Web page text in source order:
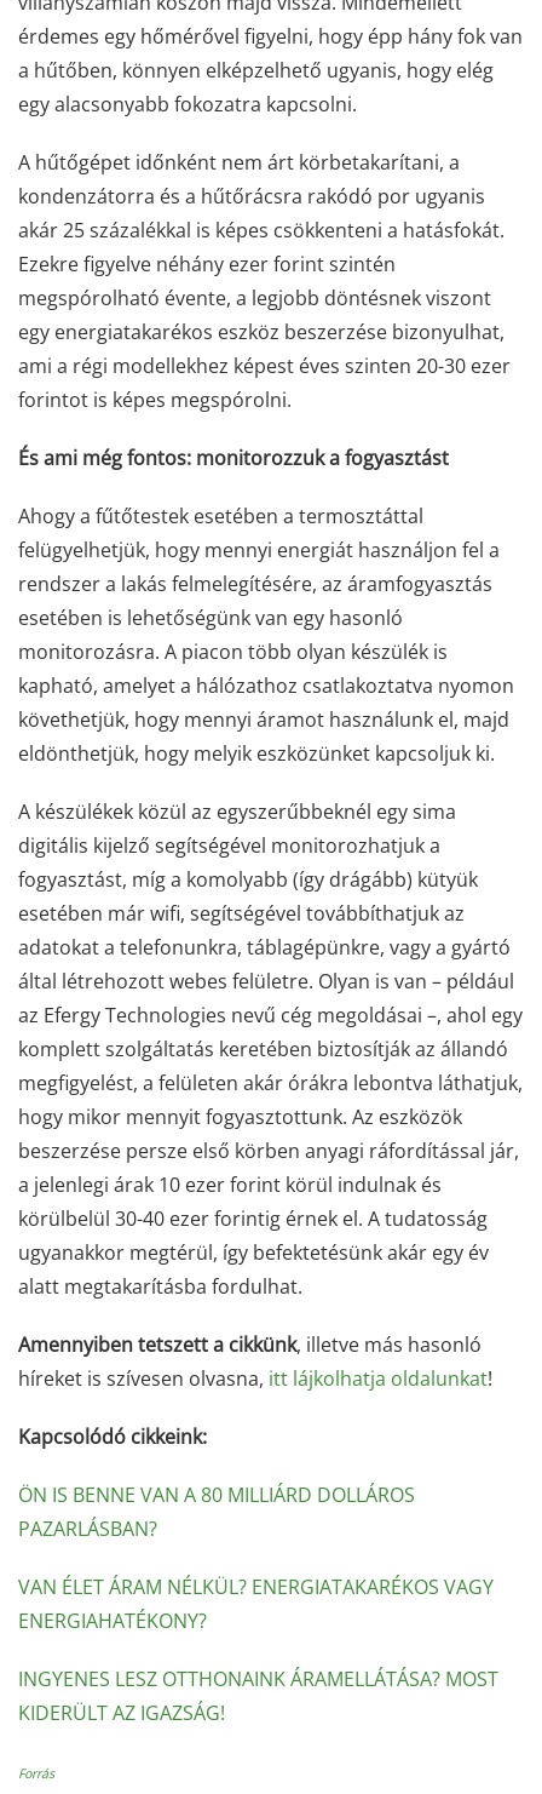
érdemes egy hőmérővel figyelni, hogy épp hány fok van
a hűtőben, könnyen elképzelhető ugyanis, hogy elég
egy alacsonyabb fokozatra kapcsolni.
A hűtőgépet időnként nem árt körbetakarítani, a
kondenzátorra és a hűtőrácsra rakódó por ugyanis
akár 25 százalékkal is képes csökkenteni a hatásfokát.
Ezekre figyelve néhány ezer forint szintén
megspórolható évente, a legjobb döntésnek viszont
egy energiatakarékos eszköz beszerzése bizonyulhat,
ami a régi modellekhez képest éves szinten 20-30 ezer
forintot is képes megspórolni.
És ami még fontos: monitorozzuk a fogyasztást
Ahogy a fűtőtestek esetében a termosztáttal
felügyelhetjük, hogy mennyi energiát használjon fel a
rendszer a lakás felmelegítésére, az áramfogyasztás
esetében is lehetőségünk van egy hasonló
monitorozásra. A piacon több olyan készülék is
kapható, amelyet a hálózathoz csatlakoztatva nyomon
követhetjük, hogy mennyi áramot használunk el, majd
eldönthetjük, hogy melyik eszközünket kapcsoljuk ki.
A készülékek közül az egyszerűbbeknél egy sima
digitális kijelző segítségével monitorozhatjuk a
fogyasztást, míg a komolyabb (így drágább) kütyük
esetében már wifi, segítségével továbbíthatjuk az
adatokat a telefonunkra, táblagépünkre, vagy a gyártó
által létrehozott webes felületre. Olyan is van – például
az Efergy Technologies nevű cég megoldásai –, ahol egy
komplett szolgáltatás keretében biztosítják az állandó
megfigyelést, a felületen akár órákra lebontva láthatjuk,
hogy mikor mennyit fogyasztottunk. Az eszközök
beszerzése persze első körben anyagi ráfordítással jár,
a jelenlegi árak 10 ezer forint körül indulnak és
körülbelül 30-40 ezer forintig érnek el. A tudatosság
ugyanakkor megtérül, így befektetésünk akár egy év
alatt megtakarításba fordulhat.
Amennyiben tetszett a cikkünk, illetve más hasonló
híreket is szívesen olvasna, itt lájkolhatja oldalunkat!
Kapcsolódó cikkeink:
ÖN IS BENNE VAN A 80 MILLIÁRD DOLLÁROS
PAZARLÁSBAN?
VAN ÉLET ÁRAM NÉLKÜL? ENERGIATAKARÉKOS VAGY
ENERGIAHATÉKONY?
INGYENES LESZ OTTHONAINK ÁRAMELLÁTÁSA? MOST
KIDERÜLT AZ IGAZSÁG!
Forrás